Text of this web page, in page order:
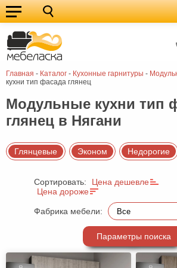
Главная - Каталог - Кухонные гарнитуры -
кухни тип фасада глянец
Кухонные
гарнитуры
Мебель
для
кухни
Мебель
для
спальни
Кровати
Шкафы
Диваны
Мягкая
мебель
Детская
мебель
Мебель
Модульные кухни тип
глянец в Нягани
Глянцевые Эконом Недорогие
Сортировать:
Цена дешевле
Цена дороже
Фабрика мебели:
Параметры поиска